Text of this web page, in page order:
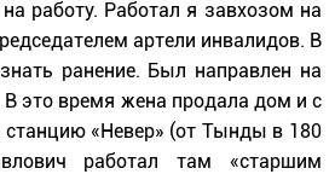
работу. Работал я завхозом на
артели инвалидов. В
ранение. Был направлен на
В это время жена продала дом и с
станцию «Невер» (от Тынды в 180
работал там «старшим